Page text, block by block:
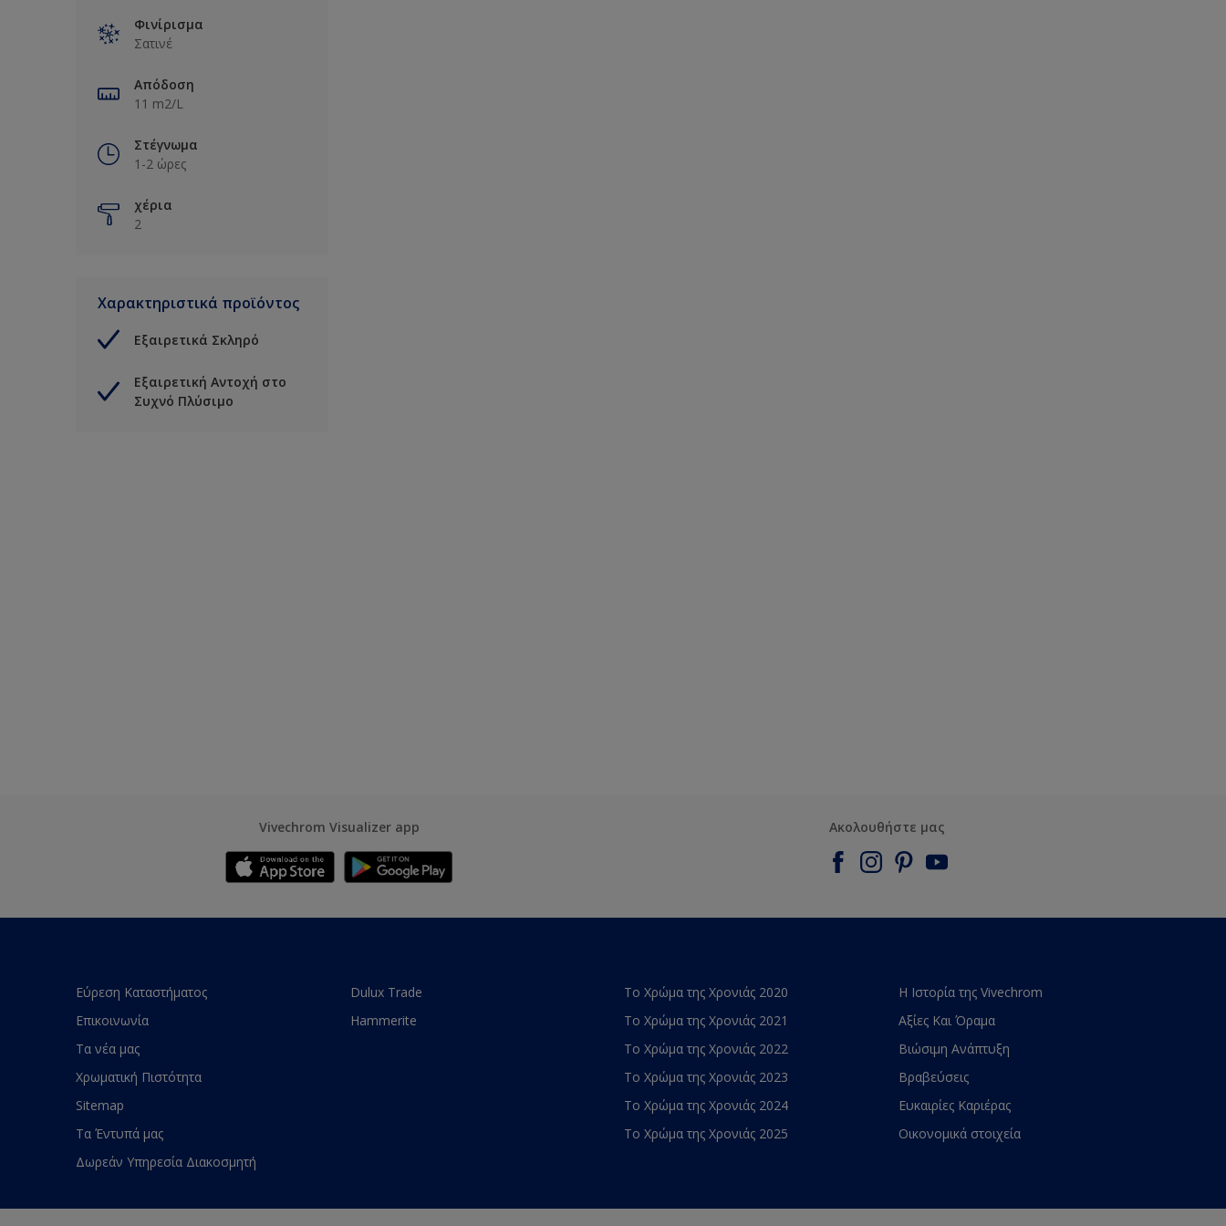
Φινίρισμα
Σατινέ
Απόδοση
11 m2/L
Στέγνωμα
1-2 ώρες
χέρια
2
Χαρακτηριστικά προϊόντος
Εξαιρετικά Σκληρό
Εξαιρετική Αντοχή στο
Συχνό Πλύσιμο
Vivechrom Visualizer app Ακολουθήστε μας
Εύρεση Καταστήματος
Επικοινωνία
Τα νέα μας
Χρωματική Πιστότητα
Sitemap
Τα Έντυπά μας
Δωρεάν Υπηρεσία Διακοσμητή
Dulux Trade
Hammerite
Το Χρώμα της Χρονιάς 2020
Το Χρώμα της Χρονιάς 2021
Το Χρώμα της Χρονιάς 2022
Το Χρώμα της Χρονιάς 2023
Το Χρώμα της Χρονιάς 2024
Το Χρώμα της Χρονιάς 2025
Η Ιστορία της Vivechrom
Αξίες Και Όραμα
Βιώσιμη Ανάπτυξη
Βραβεύσεις
Ευκαιρίες Καριέρας
Οικονομικά στοιχεία